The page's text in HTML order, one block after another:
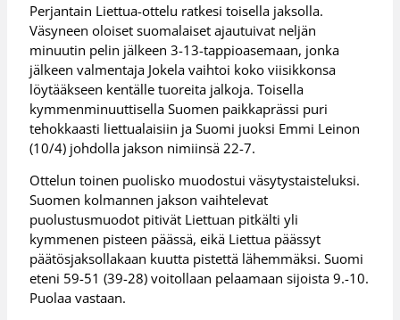
Perjantain Liettua-ottelu ratkesi toisella jaksolla.
Väsyneen oloiset suomalaiset ajautuivat neljän
minuutin pelin jälkeen 3-13-tappioasemaan, jonka
jälkeen valmentaja Jokela vaihtoi koko viisikkonsa
löytääkseen kentälle tuoreita jalkoja. Toisella
kymmenminuuttisella Suomen paikkaprässi puri
tehokkaasti liettualaisiin ja Suomi juoksi Emmi Leinon
(10/4) johdolla jakson nimiinsä 22-7.
Ottelun toinen puolisko muodostui väsytystaisteluksi.
Suomen kolmannen jakson vaihtelevat
puolustusmuodot pitivät Liettuan pitkälti yli
kymmenen pisteen päässä, eikä Liettua päässyt
päätösjaksollakaan kuutta pistettä lähemmäksi. Suomi
eteni 59-51 (39-28) voitollaan pelaamaan sijoista 9.-10.
Puolaa vastaan.